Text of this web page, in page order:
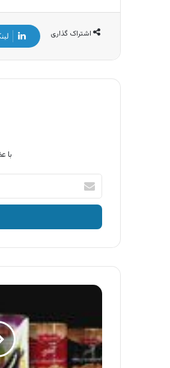
اشتراک گذاری
با
آدرس
ایمیل
خود
وارد
آگهی
شاهسوند
،
کنسرو
بادمجان